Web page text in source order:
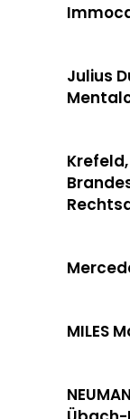
Julius
MILES